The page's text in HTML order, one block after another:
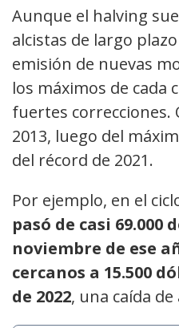
Aunque el halving
alcistas de largo
emisión de nuevas
los máximos de cada
fuertes correcciones.
2013, luego del
del récord de 2021.
Por ejemplo, en el
pasó de casi 69.000
noviembre de ese
cercanos a 15.500
de 2022, una caída